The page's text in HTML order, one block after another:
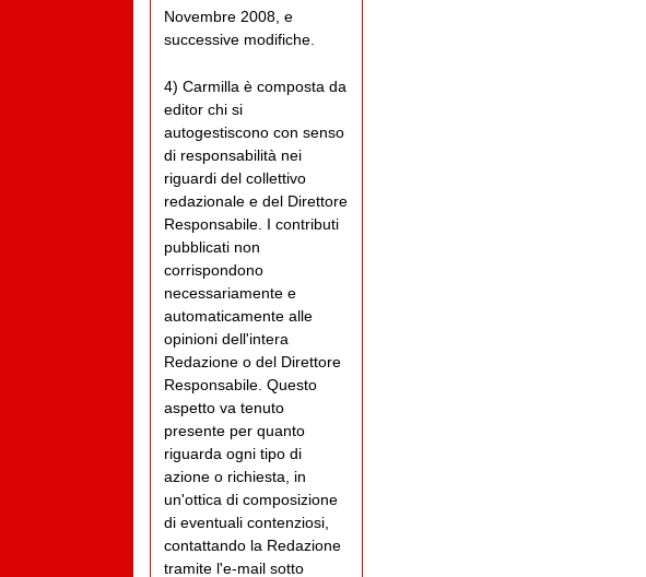
Novembre 2008, e
successive modifiche.
4) Carmilla è composta da
editor chi si
autogestiscono con senso
di responsabilità nei
riguardi del collettivo
redazionale e del Direttore
Responsabile. I contributi
pubblicati non
corrispondono
necessariamente e
automaticamente alle
opinioni dell'intera
Redazione o del Direttore
Responsabile. Questo
aspetto va tenuto
presente per quanto
riguarda ogni tipo di
azione o richiesta, in
un'ottica di composizione
di eventuali contenziosi,
contattando la Redazione
tramite l'e-mail sotto